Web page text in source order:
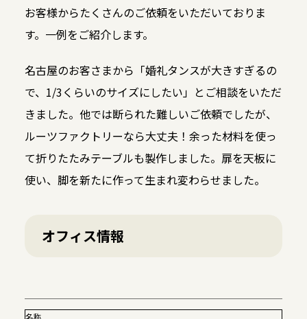
お客様からたくさんのご依頼をいただいておりま
す。一例をご紹介します。
名古屋のお客さまから「婚礼タンスが大きすぎるの
で、1/3くらいのサイズにしたい」とご相談をいただ
きました。他では断られた難しいご依頼でしたが、
ルーツファクトリーなら大丈夫！余った材料を使っ
て折りたたみテーブルも製作しました。扉を天板に
使い、脚を新たに作って生まれ変わらせました。
オフィス情報